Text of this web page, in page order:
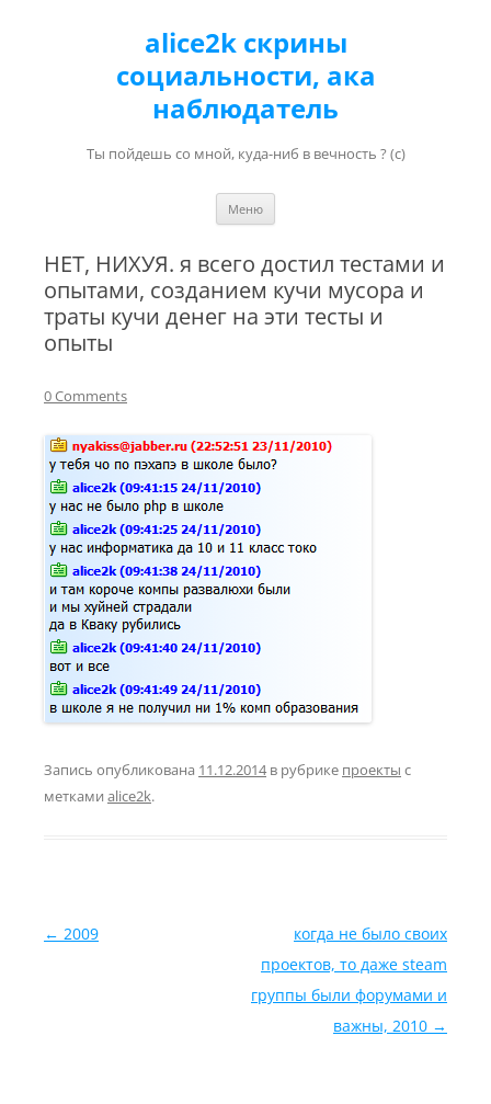
alice2k скрины
социальности, ака
наблюдатель
Ты пойдешь со мной, куда-ниб в вечность ? (с)
Меню
НЕТ, НИХУЯ. я всего достил тестами и
опытами, созданием кучи мусора и
траты кучи денег на эти тесты и
опыты
0 Comments
Запись опубликована 11.12.2014в рубрике проекты с
метками alice2k.
Навигация по записям
← 2009
когда не было своих
проектов, то даже steam
группы были форумами и
важны, 2010 →